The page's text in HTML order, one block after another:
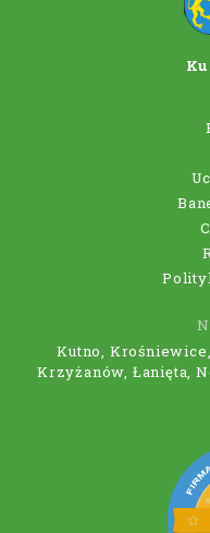
Kutno,
Krzyżanów, Łanięta,